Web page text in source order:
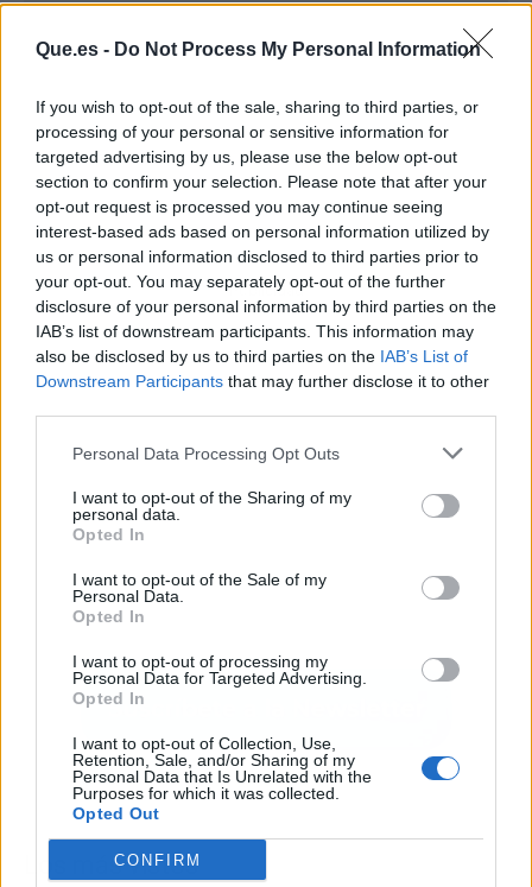
Que.es - Do Not Process My Personal Information
If you wish to opt-out of the sale, sharing to third parties, or
processing of your personal or sensitive information for
targeted advertising by us, please use the below opt-out
section to confirm your selection. Please note that after your
opt-out request is processed you may continue seeing
interest-based ads based on personal information utilized by
us or personal information disclosed to third parties prior to
your opt-out. You may separately opt-out of the further
disclosure of your personal information by third parties on the
IAB’s list of downstream participants. This information may
also be disclosed by us to third parties on the IAB’s List of
Downstream Participants that may further disclose it to other
Personal Data Processing Opt Outs
I want to opt-out of the Sharing of my
personal data.
Opted In
I want to opt-out of the Sale of my
Personal Data.
Opted In
I want to opt-out of processing my
Personal Data for Targeted Advertising.
Opted In
I want to opt-out of Collection, Use,
Retention, Sale, and/or Sharing of my
Personal Data that Is Unrelated with the
Purposes for which it was collected.
Opted Out
CONFIRM
Publicidad
Los más vistos